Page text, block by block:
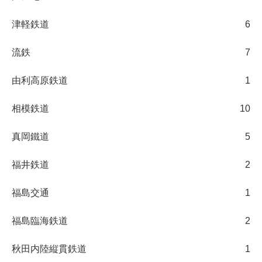
津軽鉄道 6
流鉄 7
由利高原鉄道 1
相模鉄道 10
真岡鐵道 5
福井鉄道 2
福島交通 1
福島臨海鉄道 2
秋田内陸縦貫鉄道 1